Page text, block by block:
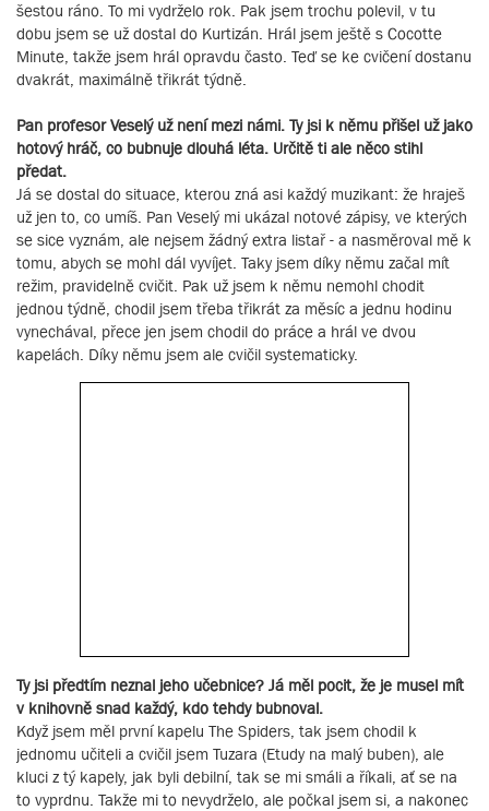
šestou ráno. To mi vydrželo rok. Pak jsem trochu polevil, v tu
dobu jsem se už dostal do Kurtizán. Hrál jsem ještě s Cocotte
Minute, takže jsem hrál opravdu často. Teď se ke cvičení dostanu
dvakrát, maximálně třikrát týdně.
Pan profesor Veselý už není mezi námi. Ty jsi k němu přišel už jako
hotový hráč, co bubnuje dlouhá léta. Určitě ti ale něco stihl
předat.
Já se dostal do situace, kterou zná asi každý muzikant: že hraješ
už jen to, co umíš. Pan Veselý mi ukázal notové zápisy, ve kterých
se sice vyznám, ale nejsem žádný extra listař - a nasměroval mě k
tomu, abych se mohl dál vyvíjet. Taky jsem díky němu začal mít
režim, pravidelně cvičit. Pak už jsem k němu nemohl chodit
jednou týdně, chodil jsem třeba třikrát za měsíc a jednu hodinu
vynechával, přece jen jsem chodil do práce a hrál ve dvou
kapelách. Díky němu jsem ale cvičil systematicky.
Ty jsi předtím neznal jeho učebnice? Já měl pocit, že je musel mít
v knihovně snad každý, kdo tehdy bubnoval.
Když jsem měl první kapelu The Spiders, tak jsem chodil k
jednomu učiteli a cvičil jsem Tuzara (Etudy na malý buben), ale
kluci z tý kapely, jak byli debilní, tak se mi smáli a říkali, ať se na
to vyprdnu. Takže mi to nevydrželo, ale počkal jsem si, a nakonec